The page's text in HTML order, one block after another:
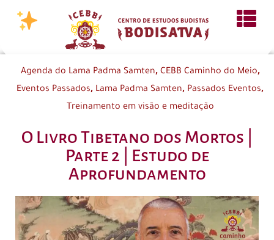
Agenda do Lama Padma Samten, CEBB Caminho do Meio,
Eventos Passados, Lama Padma Samten, Passados Eventos,
Treinamento em visão e meditação
O Livro Tibetano dos Mortos |
Parte 2 | Estudo de
Aprofundamento